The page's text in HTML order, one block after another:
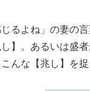
るよね」の妻の
】。あるいは盛
んな【兆し】を